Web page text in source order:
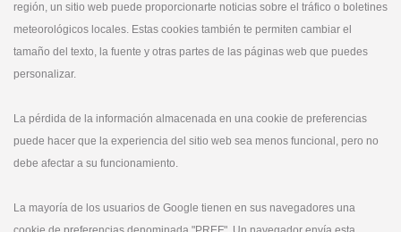
región, un sitio web puede proporcionarte noticias sobre el tráfico o boletines
meteorológicos locales. Estas cookies también te permiten cambiar el
tamaño del texto, la fuente y otras partes de las páginas web que puedes
personalizar.
La pérdida de la información almacenada en una cookie de preferencias
puede hacer que la experiencia del sitio web sea menos funcional, pero no
debe afectar a su funcionamiento.
La mayoría de los usuarios de Google tienen en sus navegadores una